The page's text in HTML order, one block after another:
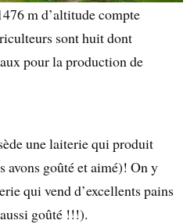
m d’altitude compte
sont huit dont
pour la production de
une laiterie qui produit
avons goûté et aimé)! On y
qui vend d’excellents pains
goûté !!!).